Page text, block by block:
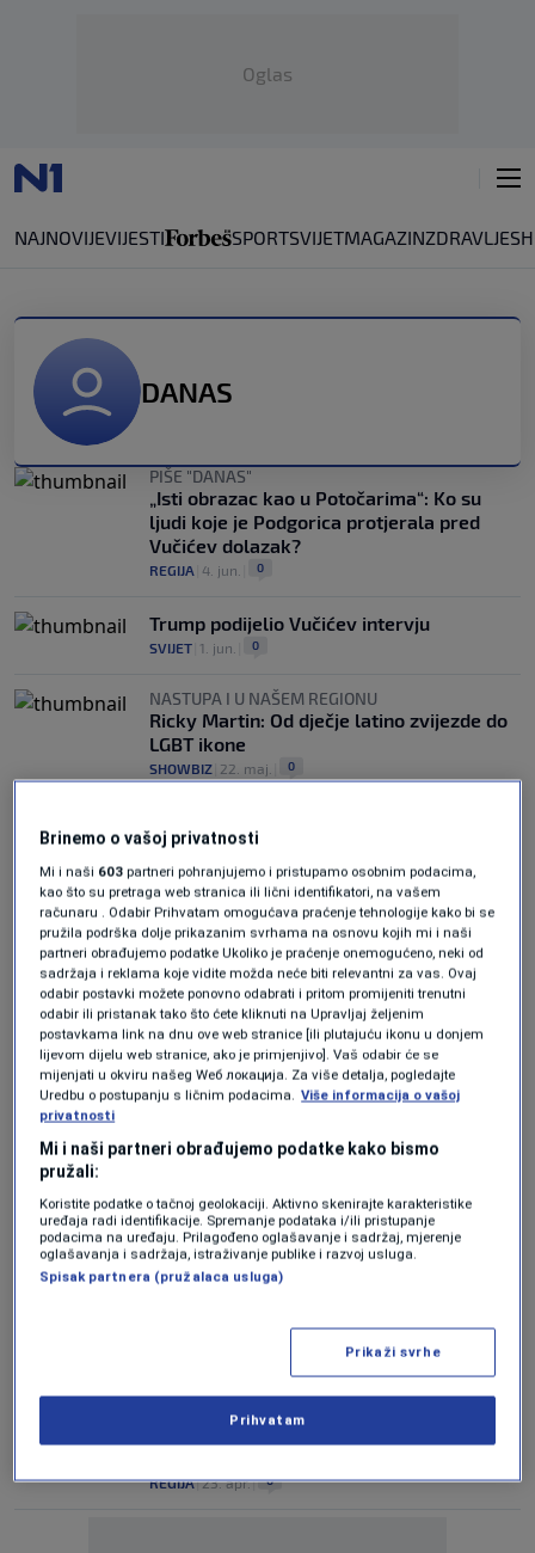
Oglas
NAJNOVIJEVIJESTI SPORTSVIJETMAGAZINZDRAVLJE
DANAS
PIŠE "DANAS"
„Isti obrazac kao u Potočarima“: Ko su
ljudi koje je Podgorica protjerala pred
Vučićev dolazak?
REGIJA 4. jun. 0
Trump podijelio Vučićev intervju
SVIJET 1. jun. 0
NASTUPA I U NAŠEM REGIONU
Ricky Martin: Od dječje latino zvijezde do
LGBT ikone
SHOWBIZ 22. maj. 0
Oglas
VIJESTI|20. maj.|
PRIRODNI BISER
Regionalni Maldivi, ali je kupanje na
sopstvenu odgovornost
REGIJA 0
"Ukinite Prvi maj, ionako će kiša…"
REAKCIJA NA ZAHTJEV BRISELA
REGIJA|23. apr.| 0
Brinemo o vašoj privatnosti
Mi i naši 603 partneri pohranjujemo i pristupamo osobnim podacima,
kao što su pretraga web stranica ili lični identifikatori, na vašem
računaru . Odabir Prihvatam omogućava praćenje tehnologije kako bi se
pružila podrška dolje prikazanim svrhama na osnovu kojih mi i naši
partneri obrađujemo podatke Ukoliko je praćenje onemogućeno, neki od
sadržaja i reklama koje vidite možda neće biti relevantni za vas. Ovaj
odabir postavki možete ponovno odabrati i pritom promijeniti trenutni
odabir ili pristanak tako što ćete kliknuti na Upravljaj željenim
postavkama link na dnu ove web stranice [ili plutajuću ikonu u donjem
lijevom dijelu web stranice, ako je primjenjivo]. Vaš odabir će se
mijenjati u okviru našeg Wеб локација. Za više detalja, pogledajte
Uredbu o postupanju s ličnim podacima. Više informacija o vašoj
privatnosti
Mi i naši partneri obrađujemo podatke kako bismo
pružali:
Koristite podatke o tačnoj geolokaciji. Aktivno skenirajte karakteristike
uređaja radi identifikacije. Spremanje podataka i/ili pristupanje
podacima na uređaju. Prilagođeno oglašavanje i sadržaj, mjerenje
oglašavanja i sadržaja, istraživanje publike i razvoj usluga.
Spisak partnera (pružalaca usluga)
Prikaži svrhe
Prihvatam